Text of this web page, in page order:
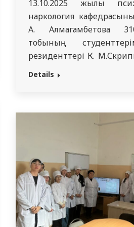
13.10.2025 жылы
наркология
А. Алмагамбетова
тобының
резиденттері К.
Батыровамен бірге
Кездесу барысында
Медициналық
білім беру
ережелері туралы айтып,
Details